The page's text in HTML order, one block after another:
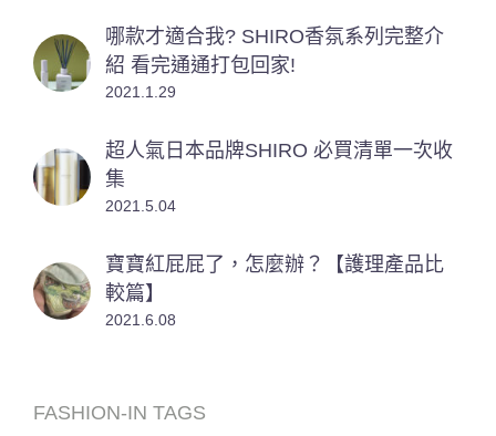
哪款才適合我? SHIRO香氛系列完整介
紹 看完通通打包回家!
2021.1.29
超人氣日本品牌SHIRO 必買清單一次收
集
2021.5.04
寶寶紅屁屁了，怎麼辦？【護理產品比
較篇】
2021.6.08
FASHION-IN TAGS